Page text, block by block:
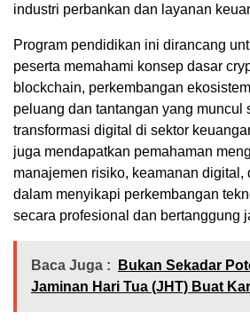
industri perbankan dan layanan
Program pendidikan ini dirancang
peserta memahami konsep dasar
blockchain, perkembangan
peluang dan tantangan yang muncul
transformasi digital di sektor
juga mendapatkan pemahaman
manajemen risiko, keamanan digital,
dalam menyikapi perkembangan
secara profesional dan bertanggung
Baca Juga :
Bukan Sekadar
Jaminan Hari Tua (JHT) Buat